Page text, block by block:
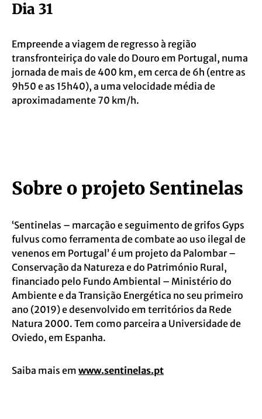
Dia 31
Empreende a viagem de regresso à região
transfronteiriça do vale do Douro em Portugal, numa
jornada de mais de 400 km, em cerca de 6h (entre as
9h50 e as 15h40), a uma velocidade média de
aproximadamente 70 km/h.
Sobre o projeto Sentinelas
‘Sentinelas – marcação e seguimento de grifos Gyps
fulvus como ferramenta de combate ao uso ilegal de
venenos em Portugal’ é um projeto da Palombar –
Conservação da Natureza e do Património Rural,
financiado pelo Fundo Ambiental – Ministério do
Ambiente e da Transição Energética no seu primeiro
ano (2019) e desenvolvido em territórios da Rede
Natura 2000. Tem como parceira a Universidade de
Oviedo, em Espanha.
Saiba mais em www.sentinelas.pt